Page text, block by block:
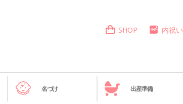
SHOP 内祝い
名づけ 出産準備